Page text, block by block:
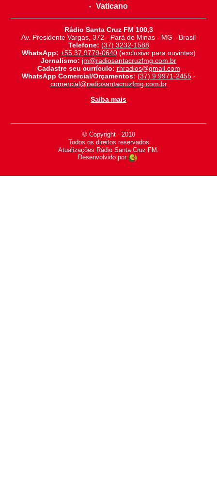
Vaticano
Rádio Santa Cruz FM 100,3
Av. Presidente Vargas, 372 - Pará de Minas - MG - Brasil
Telefone: (37) 3232-1588
WhatsApp: +55 37 9779-0640(exclusivo para ouvintes)
Jornalismo: jm@radiosantacruzfmg.com.br
Cadastre seu currículo: rhradios@gmail.com
WhatsApp Comercial/Orçamentos: (37) 9 9971-2455-
comercial@radiosantacruzfmg.com.br
Saiba mais
© Copyright - 2018
-
Todos os direitos reservados
-
Atualizações Rádio Santa Cruz FM.
Desenvolvido por: